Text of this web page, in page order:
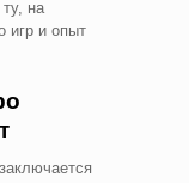
на
игр и опыт